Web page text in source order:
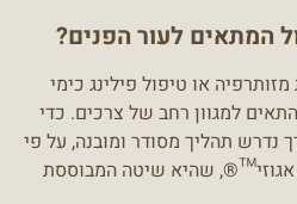
המתאים לעור הפנים?
או טיפול פילינג כימי
למגוון רחב של צרכים. כדי
נדרש תהליך מסודר ומובנה, על פי
שהיא שיטה המבוססת